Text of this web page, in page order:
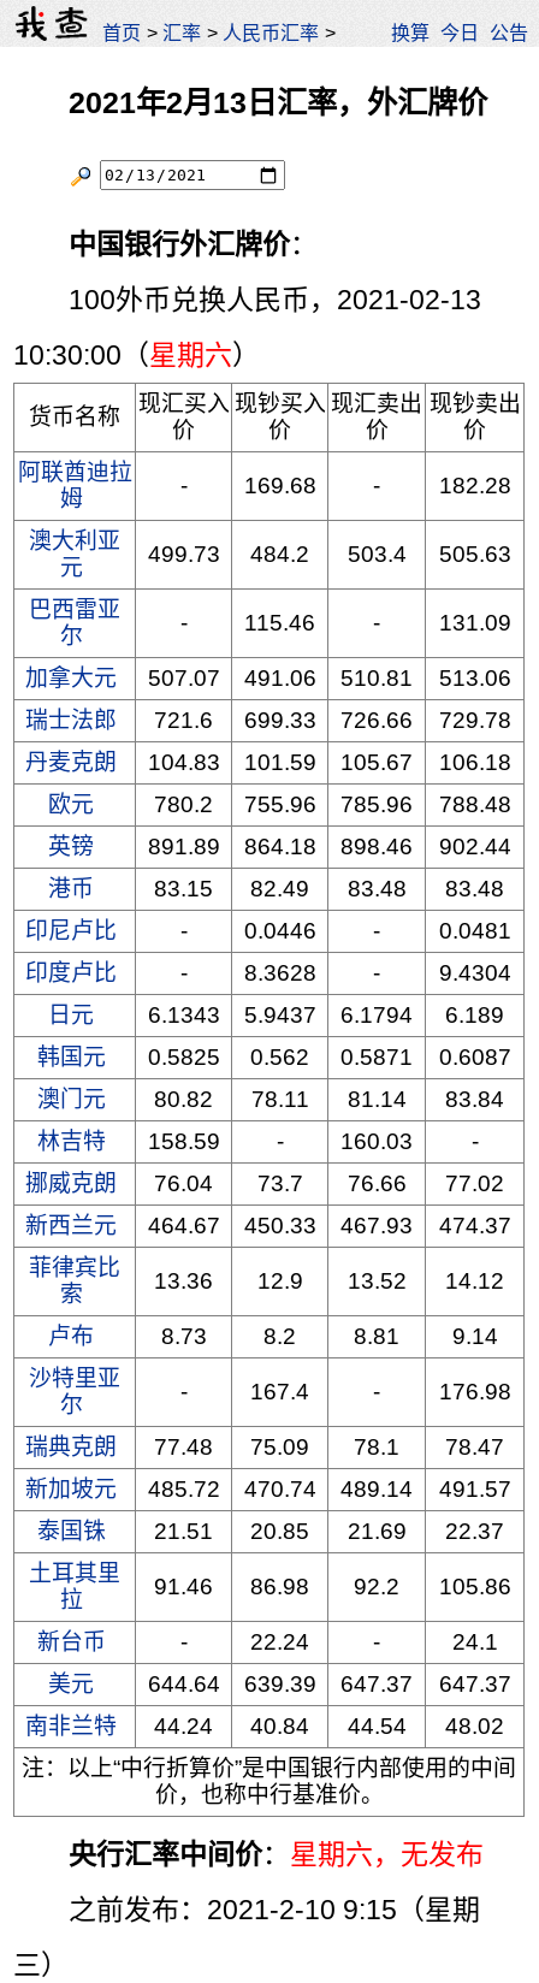
首页 >汇率 > 人民币汇率 > 换算 今日 公告
2021年2月13日汇率，外汇牌价
中国银行外汇牌价：
100外币兑换人民币，2021-02-13
10:30:00（星期六）
货币名称
现汇买入
价
现钞买入
价
现汇卖出
价
现钞卖出
价
阿联酋迪拉
姆
- 169.68 - 182.28
澳大利亚
元
499.73 484.2 503.4 505.63
巴西雷亚
尔
- 115.46 - 131.09
加拿大元 507.07 491.06 510.81
513.06
瑞士法郎
721.6 699.33 726.66
729.78
丹麦克朗
104.83 101.59 105.67
106.18
欧元
780.2 755.96 785.96
788.48
英镑
891.89 864.18 898.46
902.44
港币
83.15 82.49 83.48
83.48
印尼卢比
- 0.0446 -
0.0481
印度卢比
- 8.3628 -
9.4304
日元
6.1343 5.9437 6.1794
6.189
韩国元
0.5825 0.562 0.5871
0.6087
澳门元
80.82 78.11 81.14
83.84
林吉特
158.59 - 160.03
-
挪威克朗
76.04 73.7 76.66
77.02
新西兰元
464.67 450.33 467.93
474.37
菲律宾比
索
13.36 12.9 13.52 14.12
卢布 8.73 8.2 8.81
9.14
沙特里亚
尔
- 167.4 - 176.98
瑞典克朗 77.48 75.09 78.1
78.47
新加坡元
485.72 470.74 489.14
491.57
泰国铢
21.51 20.85 21.69
22.37
土耳其里
拉
91.46 86.98 92.2 105.86
新台币 - 22.24 -
24.1
美元
644.64 639.39 647.37
647.37
南非兰特
44.24 40.84 44.54
48.02
注：以上“中行折算价”是中国银行内部使用的中间
价，也称中行基准价。
央行汇率中间价： 星期六，无发布
之前发布：2021-2-10 9:15（星期
三）